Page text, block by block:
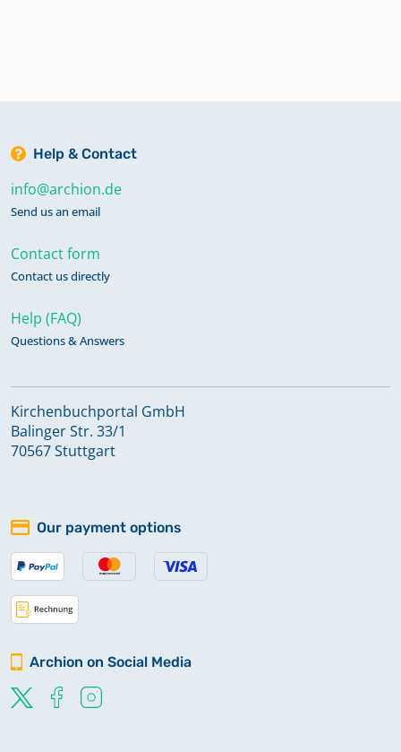
Gehlberg
Georgenthal
Geschwenda
Gossel
Gräfenhain
Gräfenroda
Herrenhof
Hohenkirchen
Help & Contact
info@archion.de
Send us an email
Contact form
Contact us directly
Help (FAQ)
Questions & Answers
Kirchenbuchportal GmbH
Balinger Str. 33/1
70567 Stuttgart
Our payment options
Archion on Social Media